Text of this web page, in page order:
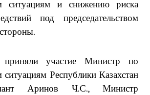
ситуациям и снижению риска
под председательством
приняли участие Министр по
Республики Казахстан
Аринов Ч.С., Министр